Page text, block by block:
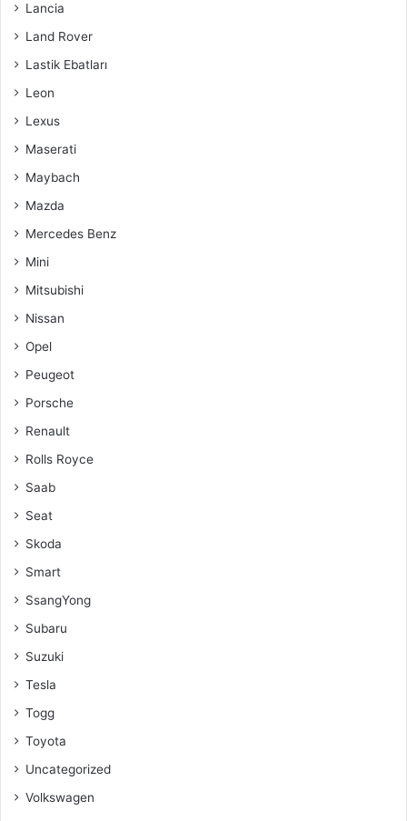
Lancia
Land Rover
Lastik Ebatları
Leon
Lexus
Maserati
Maybach
Mazda
Mercedes Benz
Mini
Mitsubishi
Nissan
Opel
Peugeot
Porsche
Renault
Rolls Royce
Saab
Seat
Skoda
Smart
SsangYong
Subaru
Suzuki
Tesla
Togg
Toyota
Uncategorized
Volkswagen